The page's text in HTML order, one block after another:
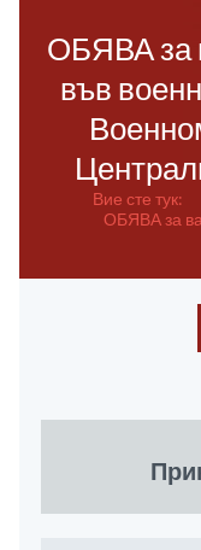
ОБЯВА за
във
Вие сте тук:
ОБЯВА за